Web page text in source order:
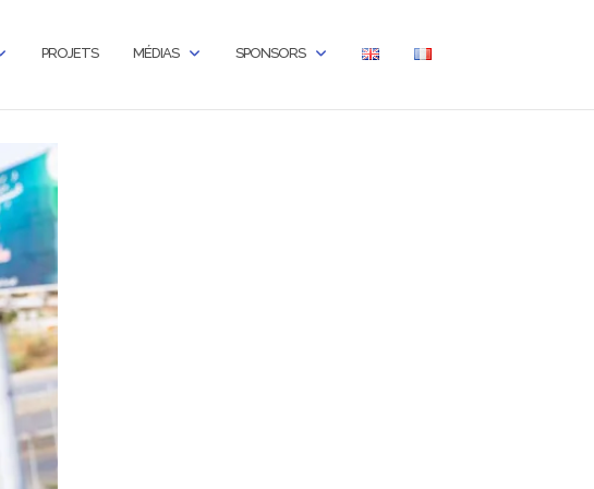
PROJETS MÉDIAS SPONSORS